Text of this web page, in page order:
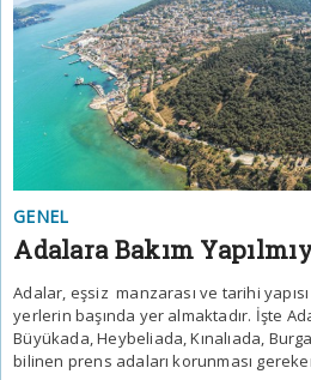
GENEL
Adalara Bakım
Adalar, eşsiz manzarası ve tarihi
yerlerin başında yer almaktadır. İşte
Büyükada, Heybeliada, Kınalıada,
bilinen prens adaları korunması